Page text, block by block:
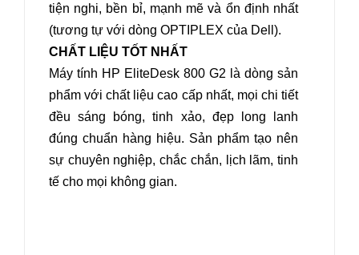
tiện nghi, bền bỉ, mạnh mẽ và ổn định nhất
(tương tự với dòng OPTIPLEX của Dell).
CHẤT LIỆU TỐT NHẤT
Máy tính HP EliteDesk 800 G2 là dòng sản
phẩm với chất liệu cao cấp nhất, mọi chi tiết
đều sáng bóng, tinh xảo, đẹp long lanh
đúng chuẩn hàng hiệu. Sản phẩm tạo nên
sự chuyên nghiệp, chắc chắn, lịch lãm, tinh
tế cho mọi không gian.